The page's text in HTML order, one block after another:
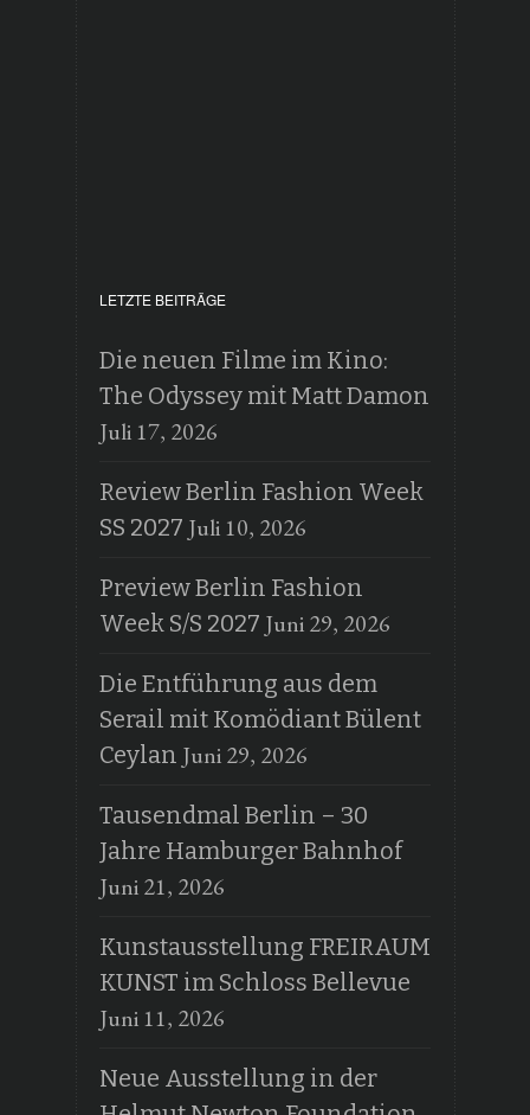
LETZTE BEITRÄGE
Die neuen Filme im Kino:
The Odyssey mit Matt Damon
Juli 17, 2026
Review Berlin Fashion Week
SS 2027 Juli 10, 2026
Preview Berlin Fashion
Week S/S 2027 Juni 29, 2026
Die Entführung aus dem
Serail mit Komödiant Bülent
Ceylan Juni 29, 2026
Tausendmal Berlin – 30
Jahre Hamburger Bahnhof
Juni 21, 2026
Kunstausstellung FREIRAUM
KUNST im Schloss Bellevue
Juni 11, 2026
Neue Ausstellung in der